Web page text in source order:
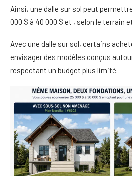
Ainsi, une dalle sur sol peut
000 $ à 40 000 $ et , selon le terrain
Avec une dalle sur sol, certains
envisager des modèles conçus
respectant un budget plus limité.